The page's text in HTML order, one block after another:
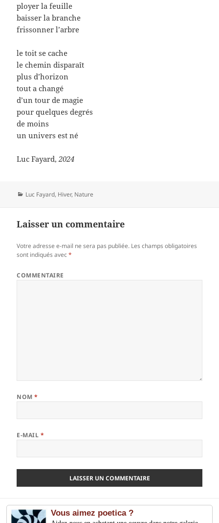
ployer la feuille
baisser la branche
frissonner l’arbre
le toit se cache
le chemin disparaît
plus d’horizon
tout a changé
d’un tour de magie
pour quelques degrés
de moins
un univers est né
Luc Fayard,2024
Catégories
Luc Fayard, Hiver, Nature
Laisser un commentaire
Votre adresse e-mail ne sera pas publiée. Les champs obligatoires
sont indiqués avec*
COMMENTAIRE
NOM*
E-MAIL *
Vous aimez poetica ?